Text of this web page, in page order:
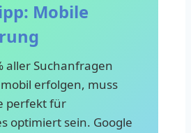
Mobile
aller Suchanfragen
erfolgen, muss
perfekt für
optimiert sein. Google